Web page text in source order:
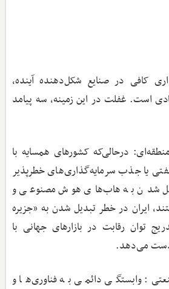
کافی در صنایع شکل‌دهنده آینده،
است. غفلت در این زمینه، سه پیامد
درحالی‌که کشورهای همسایه با
یا جذب سرمایه‌گذاری‌های خطرپذیر
شدن به هاب‌های هوش مصنوعی و
ایران در خطر تبدیل شدن به «جزیره
توان رقابت در بازارهای جهانی با
دست می‌دهد.
وابستگی دائمی به فناوری‌ها و